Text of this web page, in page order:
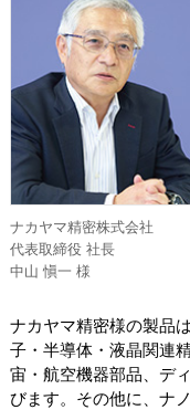
ナカヤマ精密株式会社
代表取締役 社長
中山 愼一 様
ナカヤマ精密様の製品
子・半導体・液晶関連
宙・航空機器部品、デ
びます。その他に、ナ